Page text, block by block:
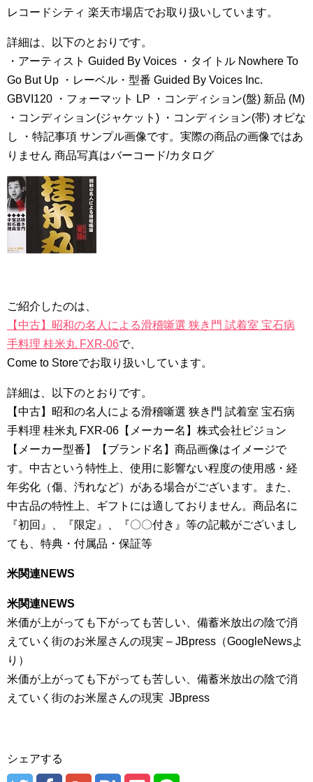
レコードシティ 楽天市場店でお取り扱いしています。
詳細は、以下のとおりです。
・アーティスト Guided By Voices ・タイトル Nowhere To
Go But Up ・レーベル・型番 Guided By Voices Inc.
GBVI120 ・フォーマット LP ・コンディション(盤) 新品 (M)
・コンディション(ジャケット) ・コンディション(帯) オビな
し ・特記事項 サンプル画像です。実際の商品の画像ではあ
りません 商品写真はバーコード/カタログ
ご紹介したのは、
【中古】昭和の名人による滑稽噺選 狭き門 試着室 宝石病
手料理 桂米丸 FXR-06で、
Come to Storeでお取り扱いしています。
詳細は、以下のとおりです。
【中古】昭和の名人による滑稽噺選 狭き門 試着室 宝石病
手料理 桂米丸 FXR-06【メーカー名】株式会社ピジョン
【メーカー型番】【ブランド名】商品画像はイメージで
す。中古という特性上、使用に影響ない程度の使用感・経
年劣化（傷、汚れなど）がある場合がございます。また、
中古品の特性上、ギフトには適しておりません。商品名に
『初回』、『限定』、『〇〇付き』等の記載がございまし
ても、特典・付属品・保証等
米関連NEWS
米関連NEWS
米価が上がっても下がっても苦しい、備蓄米放出の陰で消
えていく街のお米屋さんの現実 – JBpress（GoogleNewsよ
り）
米価が上がっても下がっても苦しい、備蓄米放出の陰で消
えていく街のお米屋さんの現実 JBpress
シェアする